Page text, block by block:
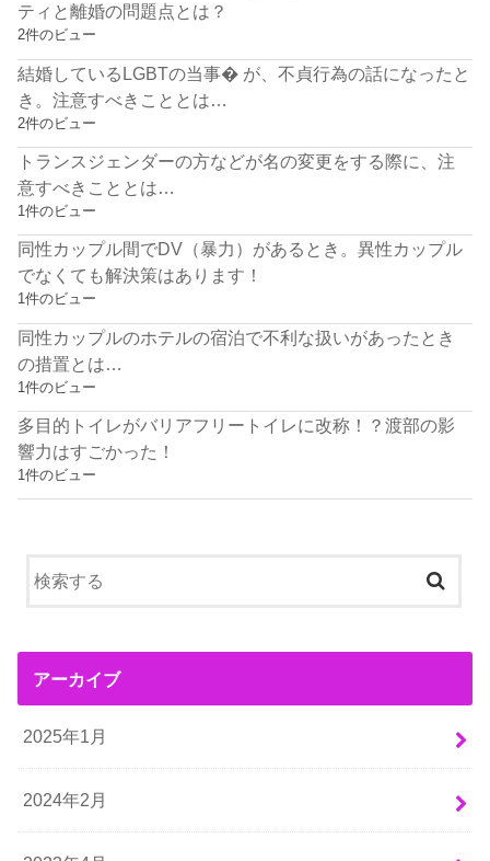
ティと離婚の問題点とは？
2件のビュー
結婚しているLGBTの当事� が、不貞行為の話になったと
き。注意すべきこととは…
2件のビュー
トランスジェンダーの方などが名の変更をする際に、注
意すべきこととは…
1件のビュー
同性カップル間でDV（暴力）があるとき。異性カップル
でなくても解決策はあります！
1件のビュー
同性カップルのホテルの宿泊で不利な扱いがあったとき
の措置とは…
1件のビュー
多目的トイレがバリアフリートイレに改称！？渡部の影
響力はすごかった！
1件のビュー
アーカイブ
2025年1月
2024年2月